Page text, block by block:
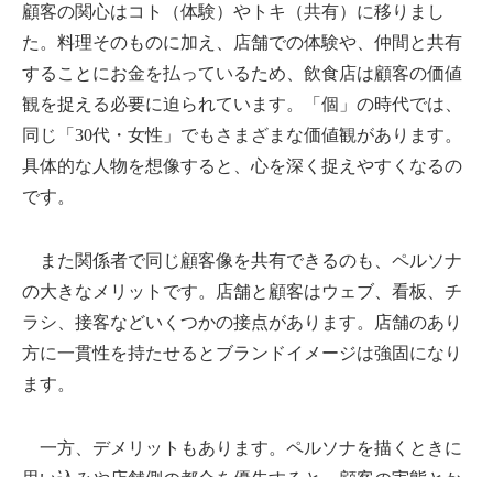
顧客の関心はコト（体験）やトキ（共有）に移りまし
た。料理そのものに加え、店舗での体験や、仲間と共有
することにお金を払っているため、飲食店は顧客の価値
観を捉える必要に迫られています。「個」の時代では、
同じ「30代・女性」でもさまざまな価値観があります。
具体的な人物を想像すると、心を深く捉えやすくなるの
です。
また関係者で同じ顧客像を共有できるのも、ペルソナ
の大きなメリットです。店舗と顧客はウェブ、看板、チ
ラシ、接客などいくつかの接点があります。店舗のあり
方に一貫性を持たせるとブランドイメージは強固になり
ます。
一方、デメリットもあります。ペルソナを描くときに